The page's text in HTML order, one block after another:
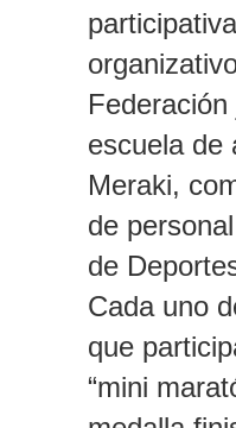
escuela de
Meraki,
de
de
Cada uno
que
“mini